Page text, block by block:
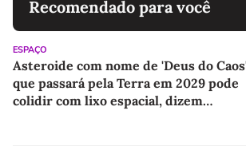
Recomendado para você
ESPAÇO
Asteroide com nome de 'Deus do
que passará pela Terra em 2029 pode
colidir com lixo espacial, dizem